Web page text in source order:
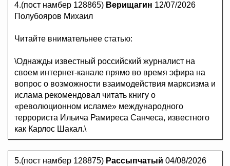
4.(пост намбер 128865) Верищагин 12/07/2026
Полубояров Михаил
Читайте внимательнее статью:
\Однажды известный российский журналист на
своем интернет-канале прямо во время эфира на
вопрос о возможности взаимодействия марксизма и
ислама рекомендовал читать книгу о
«революционном исламе» международного
террориста Ильича Рамиреса Санчеса, известного
как Карлос Шакал.\
5.(пост намбер 128875) Рассыпчатый 04/08/2026